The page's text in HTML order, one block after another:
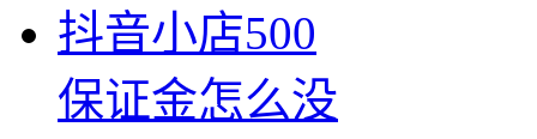
抖音小店500
保证金怎么没